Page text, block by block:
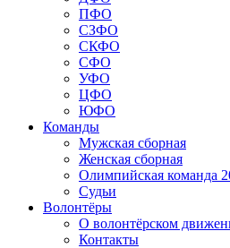
ПФО
СЗФО
СКФО
СФО
УФО
ЦФО
ЮФО
Команды
Мужская сборная
Женская сборная
Олимпийская команда
Судьи
Волонтёры
О волонтёрском
Контакты